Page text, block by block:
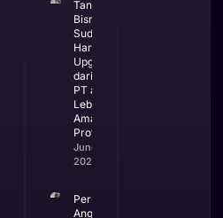
Tanda
Bisnis
Sudah
Harus
Upgrade
dari CV ke
PT agar
Lebih
Aman dan
Profesional
June 23,
2026
Perubahan
Anggaran